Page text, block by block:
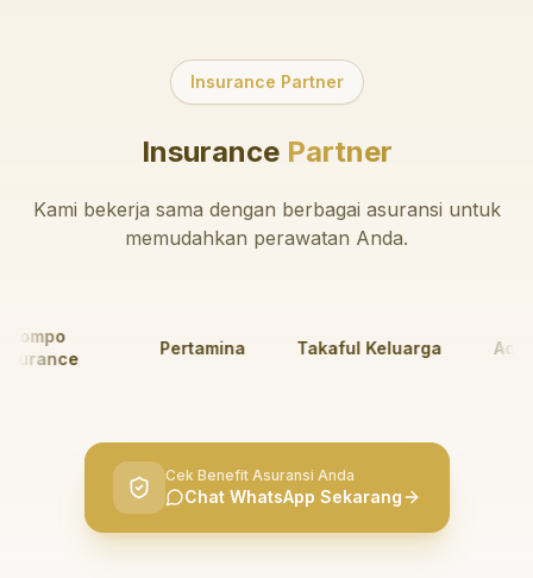
Insurance Partner
InsurancePartner
Kami bekerja sama dengan berbagai asuransi untuk
memudahkan perawatan Anda.
Pertamina Takaful Keluarga
Cek Benefit Asuransi Anda
Chat WhatsApp Sekarang